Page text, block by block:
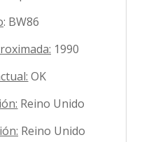
: BW86
1990
OK
Reino Unido
Reino Unido